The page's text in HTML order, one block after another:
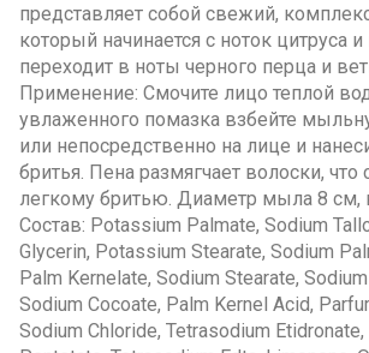
представляет собой свежий,
который начинается с ноток цитруса
переходит в ноты черного перца и
Применение: Смочите лицо теплой
увлаженного помазка взбейте
или непосредственно на лице и
бритья. Пена размягчает волоски, что
легкому бритью. Диаметр мыла 8 см,
Состав: Potassium Palmate, Sodium
Glycerin, Potassium Stearate, Sodium
Palm Kernelate, Sodium Stearate,
Sodium Cocoate, Palm Kernel Acid,
Sodium Chloride, Tetrasodium